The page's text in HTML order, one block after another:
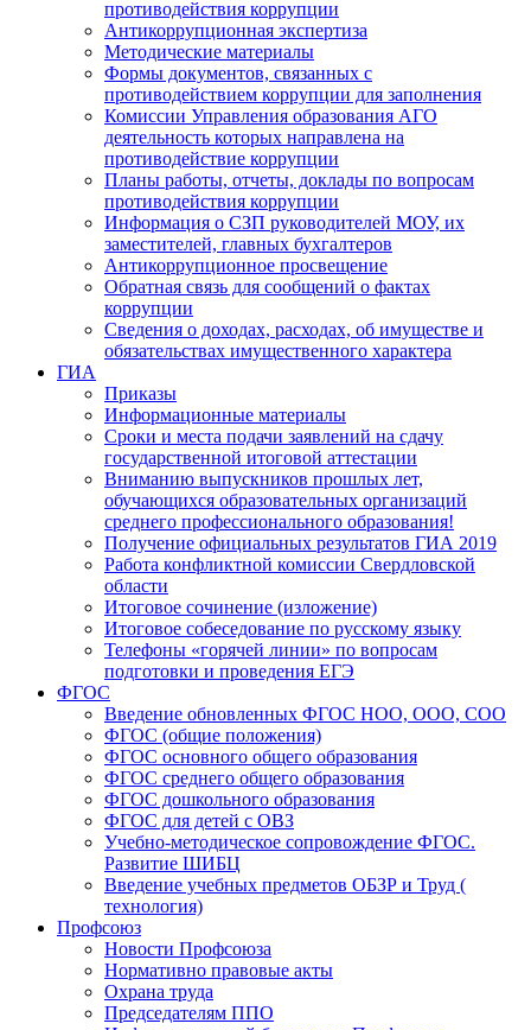
противодействия коррупции
Антикоррупционная экспертиза
Методические материалы
Формы документов, связанных с
противодействием коррупции для заполнения
Комиссии Управления образования АГО
деятельность которых направлена на
противодействие коррупции
Планы работы, отчеты, доклады по вопросам
противодействия коррупции
Информация о СЗП руководителей МОУ, их
заместителей, главных бухгалтеров
Антикоррупционное просвещение
Обратная связь для сообщений о фактах
коррупции
Сведения о доходах, расходах, об имуществе и
обязательствах имущественного характера
ГИА
Приказы
Информационные материалы
Сроки и места подачи заявлений на сдачу
государственной итоговой аттестации
Вниманию выпускников прошлых лет,
обучающихся образовательных организаций
среднего профессионального образования!
Получение официальных результатов ГИА 2019
Работа конфликтной комиссии Свердловской
области
Итоговое сочинение (изложение)
Итоговое собеседование по русскому языку
Телефоны «горячей линии» по вопросам
подготовки и проведения ЕГЭ
ФГОС
Введение обновленных ФГОС НОО, ООО, СОО
ФГОС (общие положения)
ФГОС основного общего образования
ФГОС среднего общего образования
ФГОС дошкольного образования
ФГОС для детей с ОВЗ
Учебно-методическое сопровождение ФГОС.
Развитие ШИБЦ
Введение учебных предметов ОБЗР и Труд (
технология)
Профсоюз
Новости Профсоюза
Нормативно правовые акты
Охрана труда
Председателям ППО